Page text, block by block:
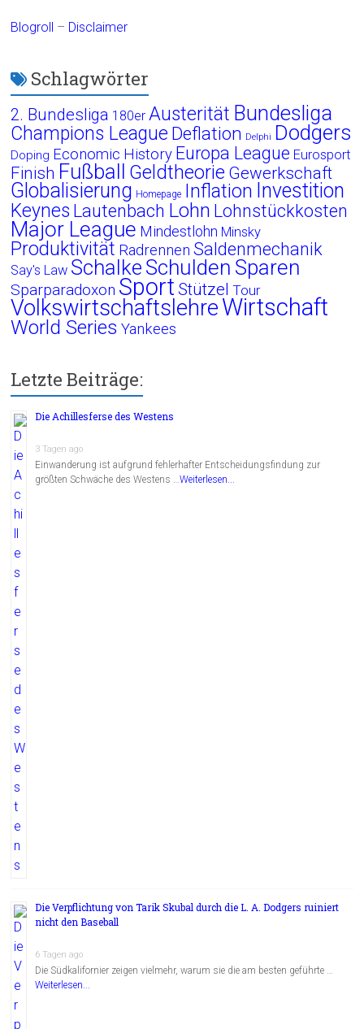
Blogroll – Disclaimer
Schlagwörter
2. Bundesliga 180er Austerität Bundesliga
Champions League Deflation Delphi Dodgers
Doping Economic History Europa League Eurosport
Finish Fußball Geldtheorie Gewerkschaft
Globalisierung Homepage Inflation Investition
Keynes Lautenbach Lohn Lohnstückkosten
Major League Mindestlohn Minsky
Produktivität Radrennen Saldenmechanik
Say's Law Schalke Schulden Sparen
Sparparadoxon Sport Stützel Tour
VolkswirtschaftslehreWirtschaft
World Series Yankees
Letzte Beiträge:
Die Achillesferse des Westens
3 Tagen ago
Einwanderung ist aufgrund fehlerhafter Entscheidungsfindung zur
größten Schwäche des Westens …Weiterlesen...
Die Verpflichtung von Tarik Skubal durch die L. A. Dodgers ruiniert
nicht den Baseball
6 Tagen ago
Die Südkalifornier zeigen vielmehr, warum sie die am besten geführte …
Weiterlesen...